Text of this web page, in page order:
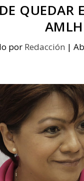
QUEDAR
AMLH
por Redacción |